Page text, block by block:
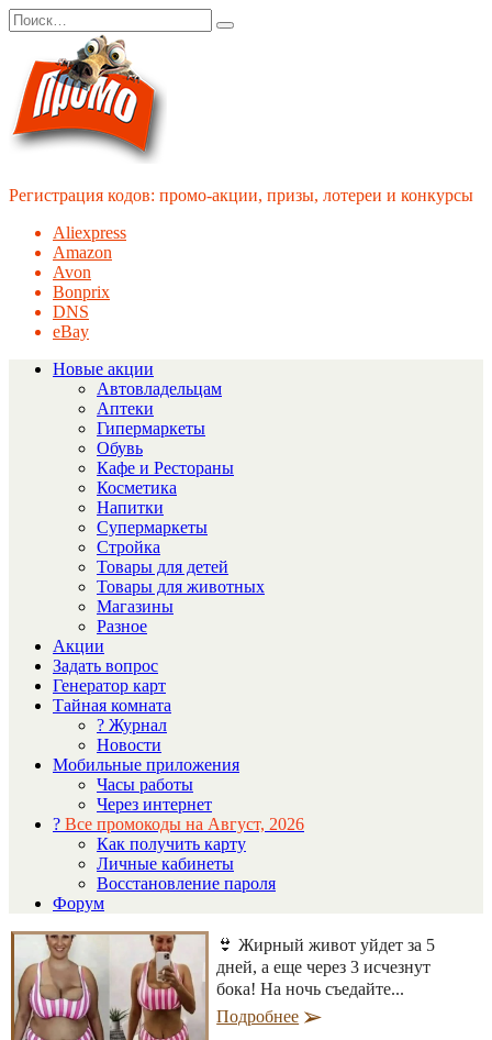
Перейти
к
содержанию
Search
for:
Регистрация кодов: промо-акции, призы, лотереи и конкурсы
Aliexpress
Amazon
Avon
Bonprix
DNS
eBay
Новые акции
Автовладельцам
Аптеки
Гипермаркеты
Обувь
Кафе и Рестораны
Косметика
Напитки
Супермаркеты
Стройка
Товары для детей
Товары для животных
Магазины
Разное
Акции
Задать вопрос
Генератор карт
Тайная комната
? Журнал
Новости
Мобильные приложения
Часы работы
Через интернет
? Все промокоды на Август, 2026
Как получить карту
Личные кабинеты
Восстановление пароля
Форум
👙 Жирный живот уйдет за 5
дней, а еще через 3 исчезнут
бока! На ночь съедайте...
Подробнее